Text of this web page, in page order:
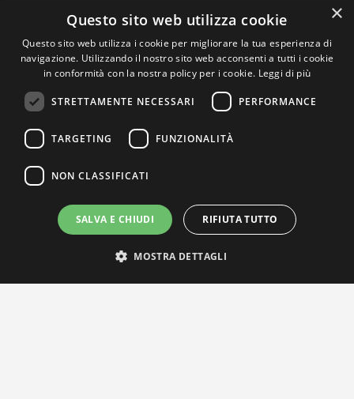
×
Questo sito web utilizza cookie
Questo sito web utilizza i cookie per migliorare la tua esperienza di
navigazione. Utilizzando il nostro sito web acconsenti a tutti i cookie
in conformità con la nostra policy per i cookie. Leggi di più
STRETTAMENTE NECESSARI PERFORMANCE
TARGETING FUNZIONALITÀ
NON CLASSIFICATI
SALVA E CHIUDI RIFIUTA TUTTO
MOSTRA DETTAGLI